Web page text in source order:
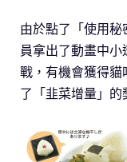
由於點了「使用
員拿出了動畫中
戰，有機會獲得貓
了「韭菜增量」的